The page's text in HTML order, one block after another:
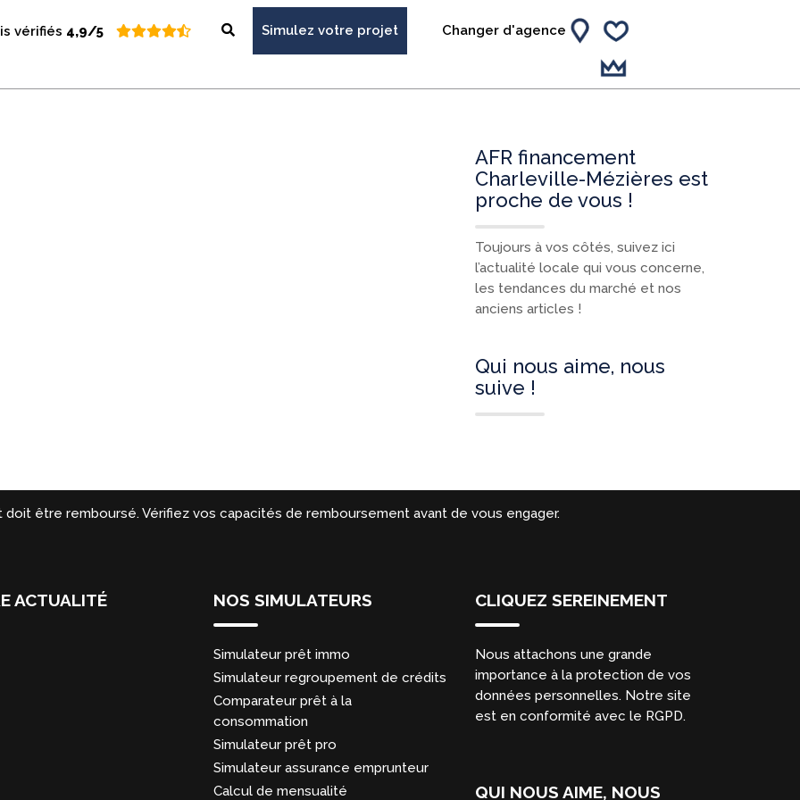
vérifiés 4,9/5 Simulez votre projet Changer d'agence
AFR financement
Charleville-Mézières est
proche de vous !
Toujours à vos côtés, suivez ici
l’actualité locale qui vous concerne,
les tendances du marché et nos
anciens articles !
Qui nous aime, nous
suive !
être remboursé. Vérifiez vos capacités de remboursement avant de vous engager.
ACTUALITÉ NOS SIMULATEURS
Simulateur prêt immo
Simulateur regroupement de crédits
Comparateur prêt à la
consommation
Simulateur prêt pro
Simulateur assurance emprunteur
Calcul de mensualité
CLIQUEZ SEREINEMENT
Nous attachons une grande
importance à la protection de vos
données personnelles. Notre site
est en conformité avec le RGPD.
QUI NOUS AIME, NOUS